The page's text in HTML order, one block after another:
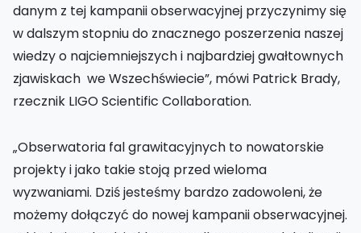
danym z tej kampanii obserwacyjnej przyczynimy się
w dalszym stopniu do znacznego poszerzenia naszej
wiedzy o najciemniejszych i najbardziej gwałtownych
zjawiskach we Wszechświecie”, mówi Patrick Brady,
rzecznik LIGO Scientific Collaboration.
„Obserwatoria fal grawitacyjnych to nowatorskie
projekty i jako takie stoją przed wieloma
wyzwaniami. Dziś jesteśmy bardzo zadowoleni, że
możemy dołączyć do nowej kampanii obserwacyjnej.